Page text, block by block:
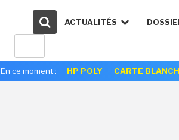
ACTUALITÉS
En ce moment : HP POLY CARTE